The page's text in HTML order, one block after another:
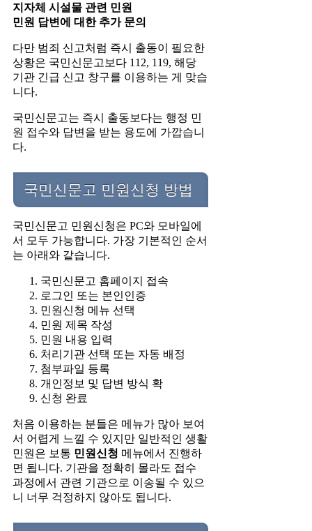
지자체 시설물 관련 민원
민원 답변에 대한 추가 문의
다만 범죄 신고처럼 즉시 출동이 필요한
상황은 국민신문고보다 112, 119, 해당
기관 긴급 신고 창구를 이용하는 게 맞습
니다.
국민신문고는 즉시 출동보다는 행정 민
원 접수와 답변을 받는 용도에 가깝습니
다.
국민신문고 민원신청 방법
국민신문고 민원신청은 PC와 모바일에
서 모두 가능합니다. 가장 기본적인 순서
는 아래와 같습니다.
국민신문고 홈페이지 접속
로그인 또는 본인인증
민원신청 메뉴 선택
민원 제목 작성
민원 내용 입력
처리기관 선택 또는 자동 배정
첨부파일 등록
개인정보 및 답변 방식 확
신청 완료
처음 이용하는 분들은 메뉴가 많아 보여
서 어렵게 느낄 수 있지만 일반적인 생활
민원은 보통 민원신청 메뉴에서 진행하
면 됩니다. 기관을 정확히 몰라도 접수
과정에서 관련 기관으로 이송될 수 있으
니 너무 걱정하지 않아도 됩니다.